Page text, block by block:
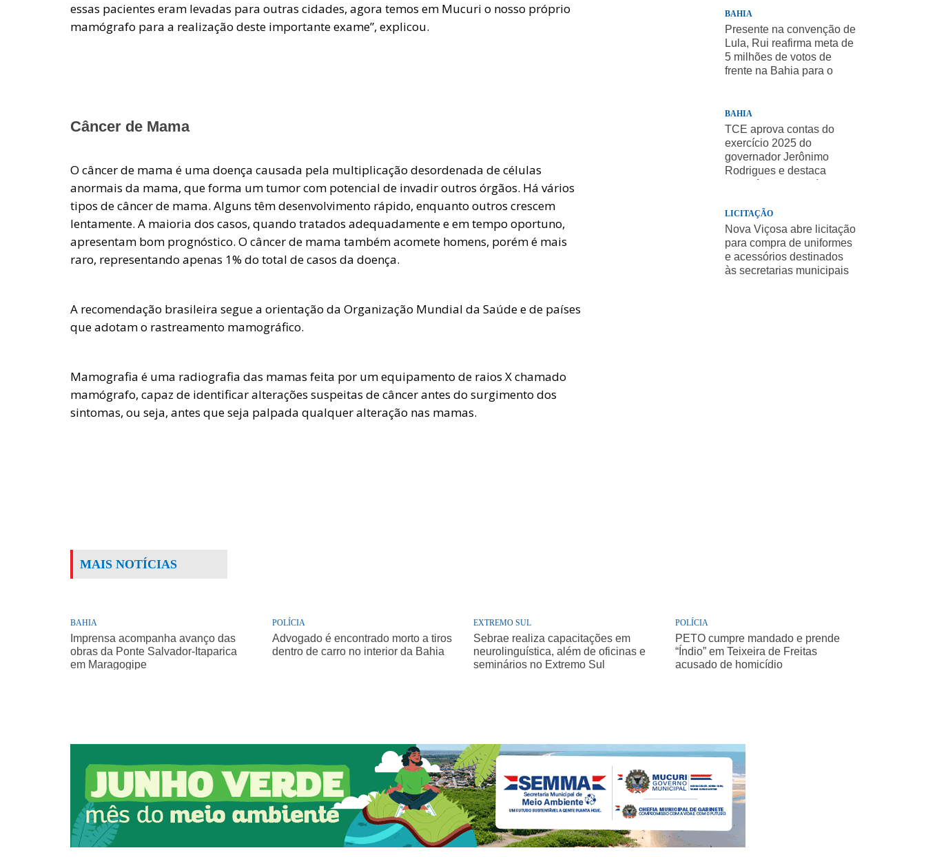
essas pacientes eram levadas para outras cidades, agora temos em Mucuri o nosso próprio
mamógrafo para a realização deste importante exame”, explicou.
Câncer de Mama
O câncer de mama é uma doença causada pela multiplicação desordenada de células
anormais da mama, que forma um tumor com potencial de invadir outros órgãos. Há vários
tipos de câncer de mama. Alguns têm desenvolvimento rápido, enquanto outros crescem
lentamente. A maioria dos casos, quando tratados adequadamente e em tempo oportuno,
apresentam bom prognóstico. O câncer de mama também acomete homens, porém é mais
raro, representando apenas 1% do total de casos da doença.
A recomendação brasileira segue a orientação da Organização Mundial da Saúde e de países
que adotam o rastreamento mamográfico.
Mamografia é uma radiografia das mamas feita por um equipamento de raios X chamado
mamógrafo, capaz de identificar alterações suspeitas de câncer antes do surgimento dos
sintomas, ou seja, antes que seja palpada qualquer alteração nas mamas.
BAHIA
Presente na convenção de
Lula, Rui reafirma meta de
5 milhões de votos de
frente na Bahia para o
BAHIA
TCE aprova contas do
exercício 2025 do
governador Jerônimo
Rodrigues e destaca
LICITAÇÃO
Nova Viçosa abre licitação
para compra de uniformes
e acessórios destinados
às secretarias municipais
MAIS NOTÍCIAS
BAHIA
Imprensa acompanha avanço das
obras da Ponte Salvador-Itaparica
em Maragogipe
POLÍCIA
Advogado é encontrado morto a tiros
dentro de carro no interior da Bahia
EXTREMO SUL
Sebrae realiza capacitações em
neurolinguística, além de oficinas e
seminários no Extremo Sul
POLÍCIA
PETO cumpre mandado e prende
“Índio” em Teixeira de Freitas
acusado de homicídio